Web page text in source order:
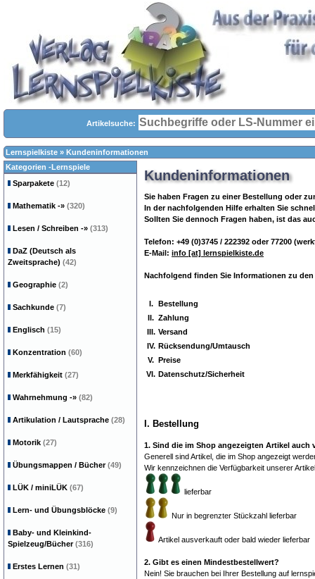
Artikelsuche:
Lernspielkiste » Kundeninformationen
Kundeninformationen
Sie haben Fragen zu einer Bestellung oder
In der nachfolgenden Hilfe erhalten Sie
Sollten Sie dennoch Fragen haben, ist das
Telefon: +49 (0)3745 / 222392 oder 77200
E-Mail: info [at] lernspielkiste.de
Nachfolgend finden Sie Informationen zu
I.
Bestellung
II. Zahlung
III. Versand
IV. Rücksendung/Umtausch
V.
Preise
VI. Datenschutz/Sicherheit
I. Bestellung
1. Sind die im Shop angezeigten Artikel auch
Generell sind Artikel, die im Shop angezeigt
Wir kennzeichnen die Verfügbarkeit unserer
lieferbar
Nur in begrenzter Stückzahl lieferbar
Artikel ausverkauft oder bald wieder lieferbar
2. Gibt es einen Mindestbestellwert?
Nein! Sie brauchen bei Ihrer Bestellung auf
Kategorien -Lernspiele
Sparpakete (12)
Mathematik -» (320)
Lesen / Schreiben -» (313)
DaZ (Deutsch als
Zweitsprache) (42)
Geographie (2)
Sachkunde (7)
Englisch (15)
Konzentration (60)
Merkfähigkeit (27)
Wahrnehmung -» (82)
Artikulation / Lautsprache (28)
Motorik (27)
Übungsmappen / Bücher(49)
LÜK / miniLÜK (67)
Lern- und Übungsblöcke (9)
Baby- und Kleinkind-
Spielzeug/Bücher(316)
Erstes Lernen (31)